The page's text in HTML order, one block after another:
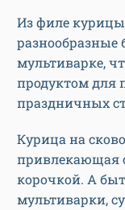
Из филе
разнообразные
мультиварке,
продуктом для
праздничных
Курица на
привлекающая
корочкой. А
мультиварки,